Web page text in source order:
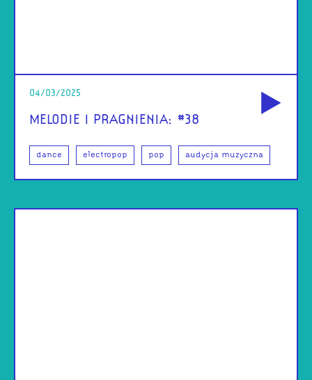
04/03/2025
MELODIE I PRAGNIENIA: #38
dance electropop pop audycja muzyczna